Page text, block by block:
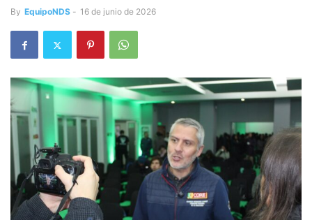
By EquipoNDS - 16 de junio de 2026